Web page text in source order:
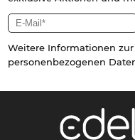
Weitere Informationen
personenbezogenen